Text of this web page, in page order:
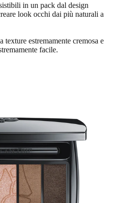
in un pack dal design
look occhi dai più naturali a
estremamente cremosa e
facile.